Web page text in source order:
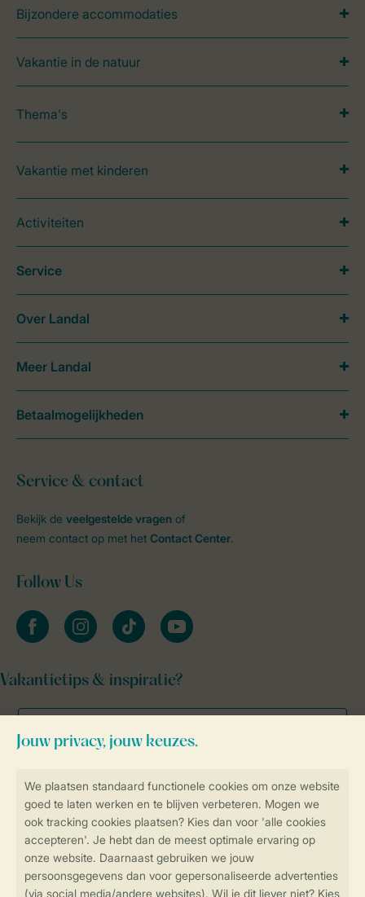
Veilig en snel online boeken
Veilige gegevensoverdracht
Veilige betaling
Bijzondere accommodaties
Vakantie in de natuur
Thema's
Vakantie met kinderen
Activiteiten
Service & contact
Bekijk de veelgestelde vragen of
neem contact op met het Contact Center.
Follow Us
facebookinstagramtiktok youtube
Vakantietips & inspiratie?
Service
Over Landal
Meer Landal
Betaalmogelijkheden